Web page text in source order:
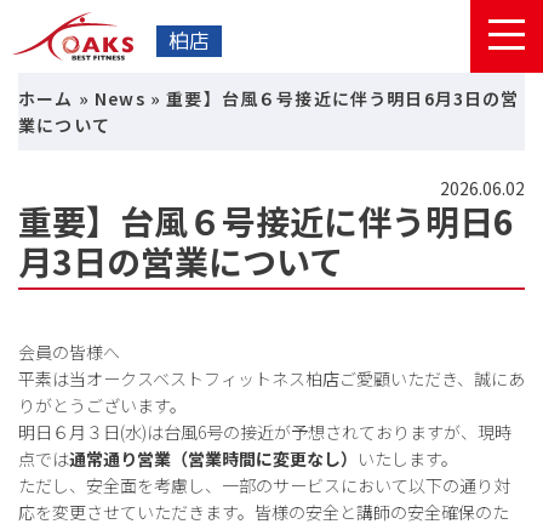
柏店
ホーム » News »重要】台風６号接近に伴う明日6月3日の営
業について
2026.06.02
重要】台風６号接近に伴う明日6
月3日の営業について
会員の皆様へ
平素は当オークスベストフィットネス柏店ご愛顧いただき、誠にあ
りがとうございます。
明日６月３日(水)は台風6号の接近が予想されておりますが、現時
点では通常通り営業（営業時間に変更なし） いたします。
ただし、安全面を考慮し、一部のサービスにおいて以下の通り対
応を変更させていただきます。皆様の安全と講師の安全確保のた